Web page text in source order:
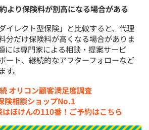
より保険料が割高になる場合がある
イレクト型保険」と比較すると、代理
分だけ保険料が高くなる場合がありま
には専門家による相談・提案サービ
ート、継続的なアフターフォローなど
。
オリコン顧客満足度調査
険相談ショップNo.1
ほけんの110番！ご予約はこちら